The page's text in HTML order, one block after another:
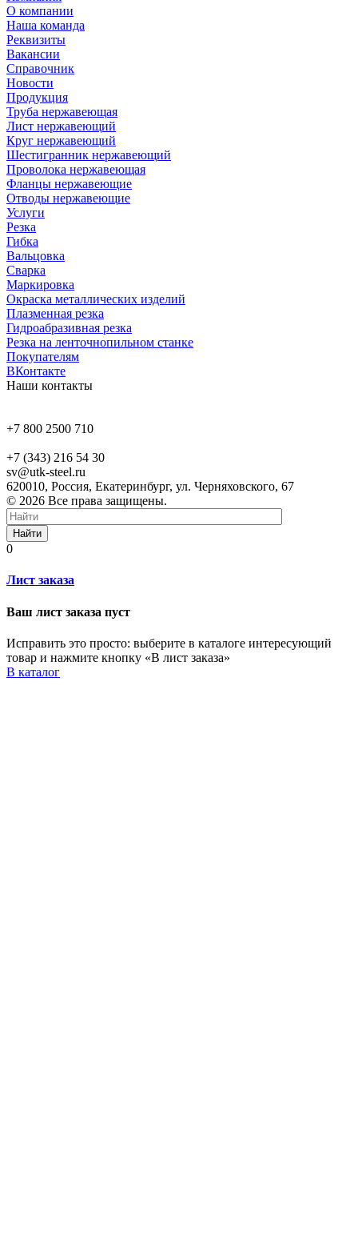
О компании
Наша команда
Реквизиты
Вакансии
Справочник
Новости
Продукция
Труба нержавеющая
Лист нержавеющий
Круг нержавеющий
Шестигранник нержавеющий
Проволока нержавеющая
Фланцы нержавеющие
Отводы нержавеющие
Услуги
Резка
Гибка
Вальцовка
Сварка
Маркировка
Окраска металлических изделий
Плазменная резка
Гидроабразивная резка
Резка на ленточнопильном станке
Покупателям
ВКонтакте
Наши контакты
+7 800 2500 710
+7 (343) 216 54 30
sv@utk-steel.ru
620010, Россия, Екатеринбург, ул. Черняховского, 67
© 2026 Все права защищены.
Найти
0
Лист заказа
Ваш лист заказа пуст
Исправить это просто: выберите в каталоге интересующий
товар и нажмите кнопку «В лист заказа»
В каталог